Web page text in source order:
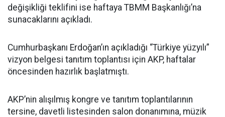
değişikliği teklifini ise haftaya TBMM Başkanlığı’na
sunacaklarını açıkladı.
Cumhurbaşkanı Erdoğan’ın açıkladığı “Türkiye yüzyılı”
vizyon belgesi tanıtım toplantısı için AKP, haftalar
öncesinden hazırlık başlatmıştı.
AKP’nin alışılmış kongre ve tanıtım toplantılarının
tersine, davetli listesinden salon donanımına, müzik